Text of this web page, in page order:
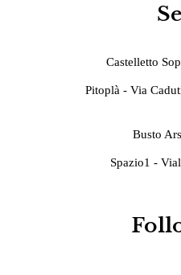
Castelletto
Pitoplà - Via
Busto
Spazio1 -